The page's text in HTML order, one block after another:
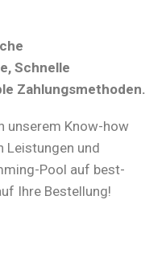
Schnelle
Zahlungsmethoden.
unserem Know-how
Leistungen und
Pool auf best-
Ihre Bestellung!